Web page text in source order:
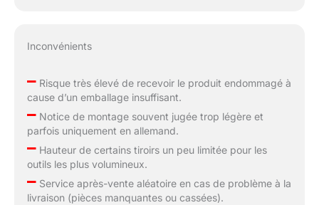
Inconvénients
–Risque très élevé de recevoir le produit endommagé à
cause d’un emballage insuffisant.
–Notice de montage souvent jugée trop légère et
parfois uniquement en allemand.
–Hauteur de certains tiroirs un peu limitée pour les
outils les plus volumineux.
–Service après-vente aléatoire en cas de problème à la
livraison (pièces manquantes ou cassées).